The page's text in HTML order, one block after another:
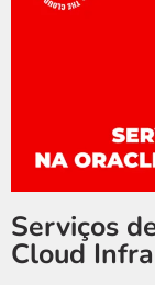
Serviços
Cloud